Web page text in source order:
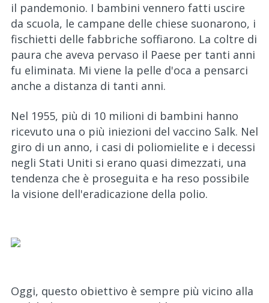
il pandemonio. I bambini vennero fatti uscire
da scuola, le campane delle chiese suonarono, i
fischietti delle fabbriche soffiarono. La coltre di
paura che aveva pervaso il Paese per tanti anni
fu eliminata. Mi viene la pelle d'oca a pensarci
anche a distanza di tanti anni.
Nel 1955, più di 10 milioni di bambini hanno
ricevuto una o più iniezioni del vaccino Salk. Nel
giro di un anno, i casi di poliomielite e i decessi
negli Stati Uniti si erano quasi dimezzati, una
tendenza che è proseguita e ha reso possibile
la visione dell'eradicazione della polio.
Oggi, questo obiettivo è sempre più vicino alla